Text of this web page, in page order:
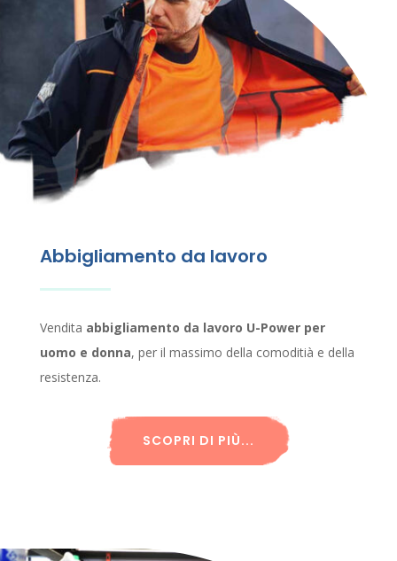
Abbigliamento da lavoro
Vendita abbigliamento da lavoro U-Power per
uomo e donna, per il massimo della comoditià e della
resistenza.
SCOPRI DI PIÙ...